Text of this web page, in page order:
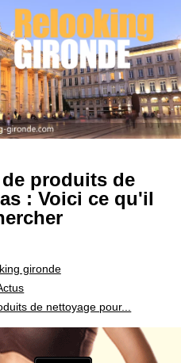
produits de
: Voici ce qu'il
gironde
de nettoyage pour...